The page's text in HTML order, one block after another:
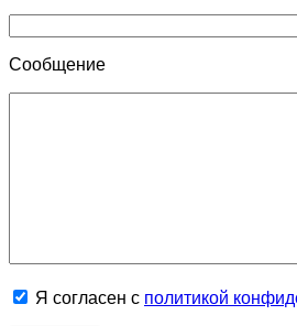
Сообщение
Я согласен с политикой